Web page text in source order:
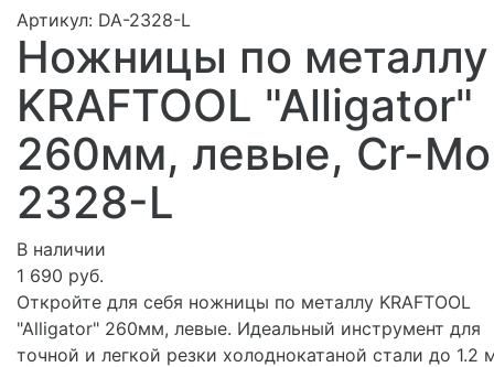
Артикул: DA-2328-L
Ножницы по металлу
KRAFTOOL "Alligator"
260мм, левые, Cr-Mo
2328-L
В наличии
1 690 руб.
Откройте для себя ножницы по металлу KRAFTOOL
"Alligator" 260мм, левые. Идеальный инструмент для
точной и легкой резки холоднокатаной стали до 1.2